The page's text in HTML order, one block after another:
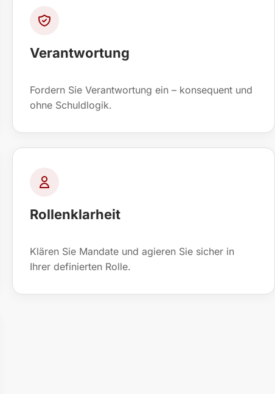
Verantwortung
Fordern Sie Verantwortung ein – konsequent und
ohne Schuldlogik.
Rollenklarheit
Klären Sie Mandate und agieren Sie sicher in
Ihrer definierten Rolle.